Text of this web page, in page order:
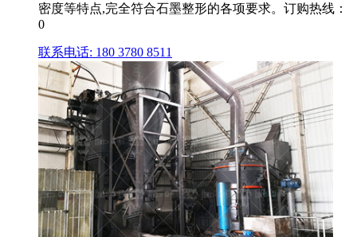
密度等特点,完全符合石墨整形的各项要求。订购热线：
0
联系电话: 180 3780 8511